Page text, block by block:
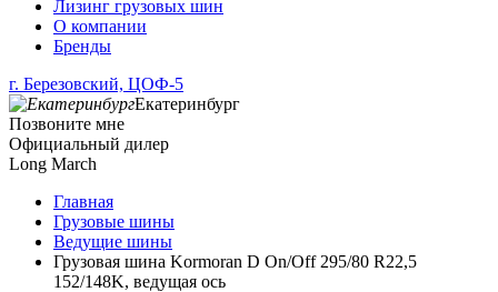
Лизинг грузовых шин
О компании
Бренды
г. Березовский, ЦОФ-5
Екатеринбург
Позвоните мне
Официальный дилер
Long March
Главная
Грузовые шины
Ведущие шины
Грузовая шина Kormoran D On/Off 295/80 R22,5
152/148K, ведущая ось